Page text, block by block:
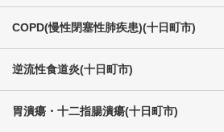
COPD(慢性閉塞性肺疾患)(十日町市)
逆流性食道炎(十日町市)
胃潰瘍・十二指腸潰瘍(十日町市)